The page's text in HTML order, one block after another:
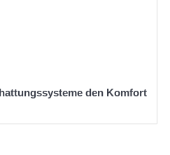
den Komfort